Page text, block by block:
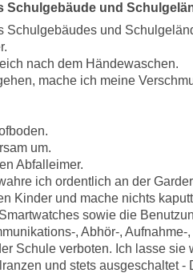
Schulgebäude und
Schulgebäudes und
nach dem Händewaschen.
mache ich meine
um.
Abfalleimer.
ich ordentlich an der
Kinder und mache nichts
sowie die
, Abhör-, Aufnahme-,
Schule verboten. Ich lasse sie
und stets ausgeschaltet -